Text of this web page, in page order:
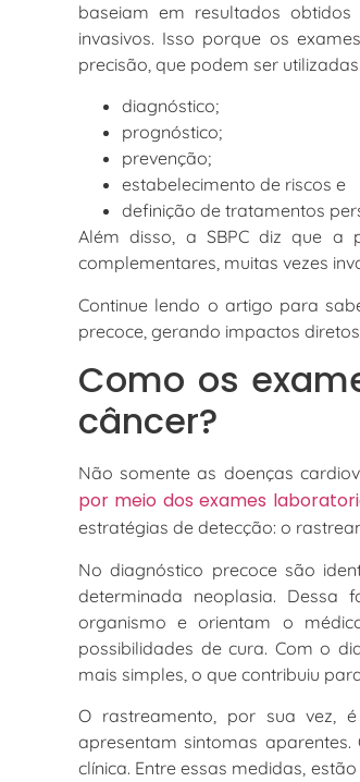
baseiam em resultados
invasivos. Isso porque os
precisão, que podem ser
diagnóstico;
prognóstico;
prevenção;
estabelecimento de riscos e
definição de tratamentos
Além disso, a SBPC diz que a
complementares, muitas vezes
Continue lendo o artigo para
precoce, gerando impactos
Como os
câncer?
Não somente as doenças
por meio dos exames
estratégias de detecção: o
No diagnóstico precoce são
determinada neoplasia. Dessa
organismo e orientam o
possibilidades de cura. Com o
mais simples, o que contribuiu
O rastreamento, por sua vez,
apresentam sintomas
clínica. Entre essas medidas,